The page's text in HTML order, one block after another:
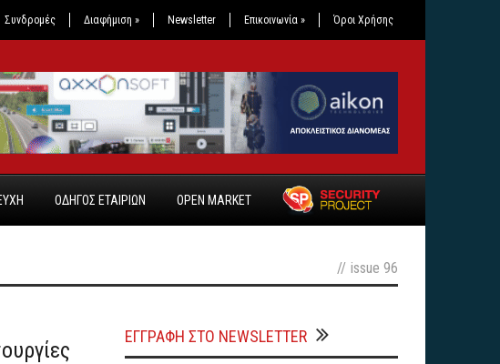
Συνδρομές Διαφήμιση » Newsletter Επικοινωνία » Όροι Χρήσης
ΟΔΗΓΟΣ ΕΤΑΙΡΙΩΝ OPEN MARKET
// issue 96
ΕΓΓΡΑΦΗ ΣΤΟ NEWSLETTER